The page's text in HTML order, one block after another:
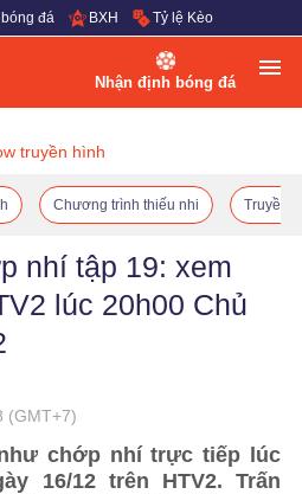
bóng đá BXH Tỷ lệ Kèo
Nhận định bóng đá
truyền hình
Chương trình thiếu nhi Truyền
nhí tập 19: xem
lúc 20h00 Chủ
(GMT+7)
chớp nhí trực tiếp lúc
16/12 trên HTV2. Trấn